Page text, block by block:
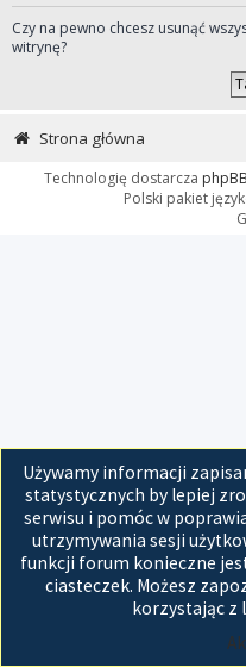
Czy na pewno chcesz usunąć
witrynę?
Używamy informacji
statystycznych by lepiej
serwisu i pomóc w
utrzymywania sesji
funkcji forum konieczne
ciasteczek. Możesz
korzystając z
Strona główna
Technologię dostarcza phpBB
Polski pakiet